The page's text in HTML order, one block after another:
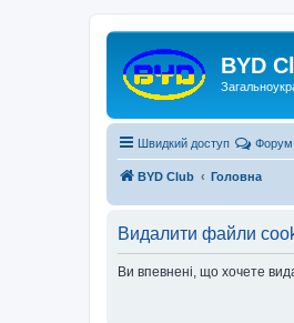
Реєстрація BYD
Швидкий доступ Форум
BYD Club Головна
Видалити файли
Ви впевнені, що хочете